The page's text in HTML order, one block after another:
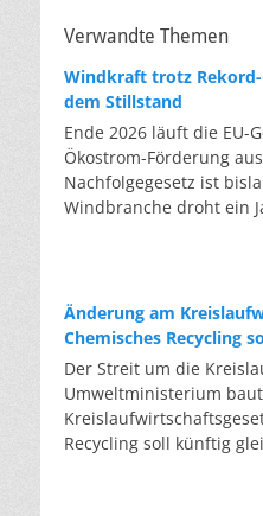
Verwandte Themen
Windkraft trotz
dem Stillstand
Ende 2026 läuft die EU-
Ökostrom-Förderung
Nachfolgegesetz ist
Windbranche droht ein
die Verfahren laufen
Halbjahresbilanz der
Muster: So viele
genehmigt, doch im
nur rund zwei Gigawatt
liegt damit bei etwa 70
Zwischenziel von 84
Änderung am
Chemisches Recycling
Der Streit um die
Umweltministerium
Recycling soll künftig